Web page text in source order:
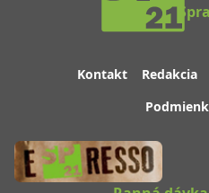
Kontakt Redakcia